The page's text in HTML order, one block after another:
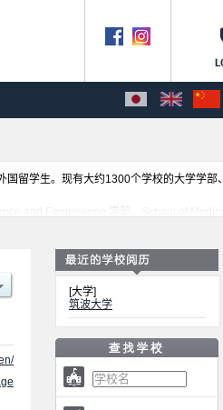
留学生。现有大约1300个学校的大学学部、
请务必查阅和利用此网。
[大学]
筑波大学